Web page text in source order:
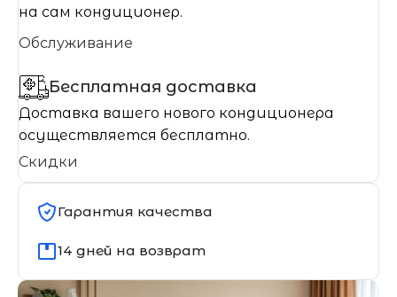
на сам кондиционер.
Обслуживание
Бесплатная доставка
Доставка вашего нового кондиционера
осуществляется бесплатно.
Скидки
Гарантия качества
14 дней на возврат